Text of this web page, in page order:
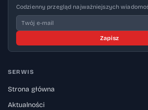
Codzienny przegląd najważniejszych
Zapisz
SERWIS
Strona główna
Aktualności